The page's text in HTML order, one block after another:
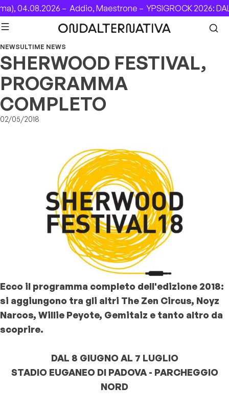
Skip to content
04.08.2026 – Addio, Maestrone – YPSIGROCK 2026: DAL
NEWSULTIME NEWS
SHERWOOD FESTIVAL,
PROGRAMMA
COMPLETO
02/05/2018
Ecco il programma completo dell'edizione 2018:
si aggiungono tra gli altri The Zen Circus, Noyz
Narcos, Willie Peyote, Gemitaiz e tanto altro da
scoprire.
DAL 8 GIUGNO AL 7 LUGLIO
STADIO EUGANEO DI PADOVA - PARCHEGGIO
NORD